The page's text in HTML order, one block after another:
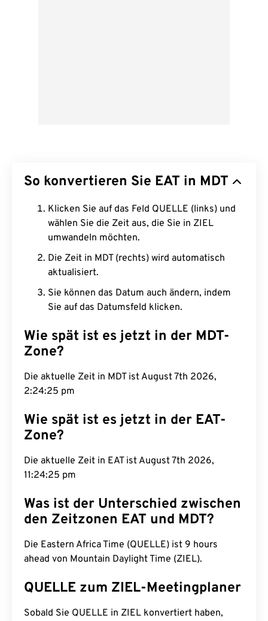
So konvertieren Sie EAT in MDT
Klicken Sie auf das Feld QUELLE (links) und
wählen Sie die Zeit aus, die Sie in ZIEL
umwandeln möchten.
Die Zeit in MDT (rechts) wird automatisch
aktualisiert.
Sie können das Datum auch ändern, indem
Sie auf das Datumsfeld klicken.
Wie spät ist es jetzt in der MDT-
Zone?
Die aktuelle Zeit in MDT ist August 7th 2026,
2:24:26 pm
Wie spät ist es jetzt in der EAT-
Zone?
Die aktuelle Zeit in EAT ist August 7th 2026,
11:24:26 pm
Was ist der Unterschied zwischen
den Zeitzonen EAT und MDT?
Die Eastern Africa Time (QUELLE) ist 9 hours
ahead von Mountain Daylight Time (ZIEL).
QUELLE zum ZIEL-Meetingplaner
Sobald Sie QUELLE in ZIEL konvertiert haben,